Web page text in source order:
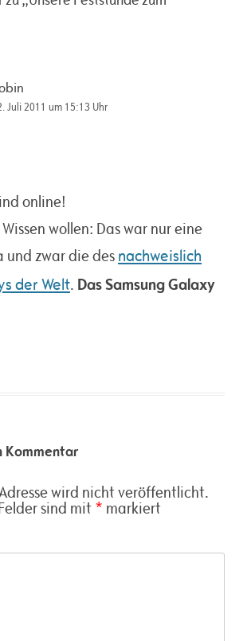
Juli 2011 um 15:13 Uhr
online!
wollen: Das war nur eine
und zwar die des nachweislich
der Welt. Das Samsung Galaxy
Kommentar
wird nicht veröffentlicht.
sind mit * markiert